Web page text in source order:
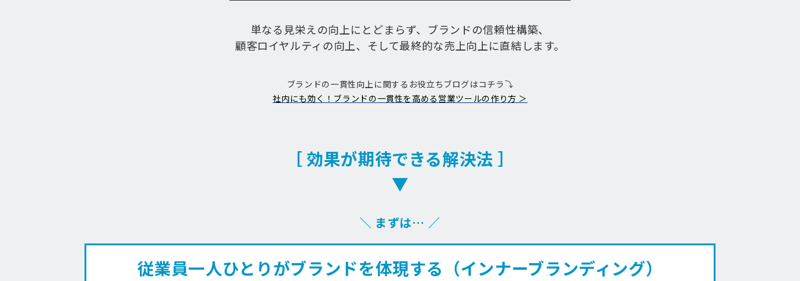
単なる見栄えの向上にとどまらず、ブランドの信頼性構築、
顧客ロイヤルティの向上、そして最終的な売上向上に直結します。
ブランドの一貫性向上に関するお役立ちブログはコチラ⤵
社内にも効く！ブランドの一貫性を高める営業ツールの作り方 ＞
［ 効果が期待できる解決法 ］
▼
＼ まずは… ／
従業員一人ひとりがブランドを体現する（インナーブランディング）